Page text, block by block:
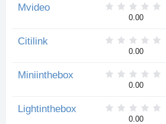
Mvideo
0.00
Citilink
0.00
Miniinthebox
0.00
Lightinthebox
0.00